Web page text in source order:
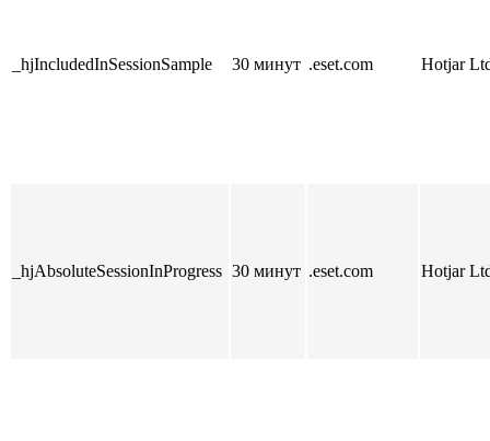
_hjIncludedInSessionSample 30 минут .eset.com Hotjar
_hjAbsoluteSessionInProgress 30 минут .eset.com Hotjar